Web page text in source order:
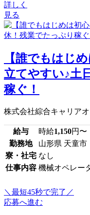
詳しく
見る
【誰でもはじ
立てやすい♪土
稼ぐ！
株式会社綜合キャリア
給与 時給1,150円〜
勤務地
山形県 天童市
寮・社宅 なし
仕事内容 機械オペレー
＼最短45秒で完了／
応募へ進む